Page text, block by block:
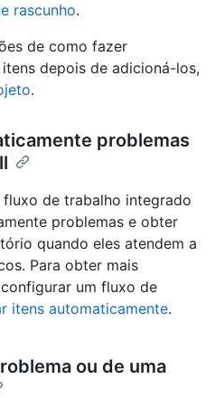
rascunho.
de como fazer
depois de adicioná-los,
.
problemas
de trabalho integrado
problemas e obter
quando eles atendem a
Para obter mais
um fluxo de
itens automaticamente.
ou de uma